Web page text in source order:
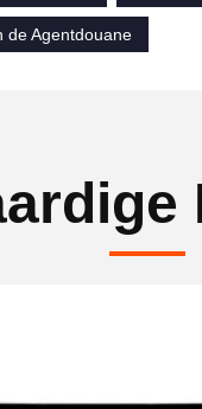
de Agentdouane